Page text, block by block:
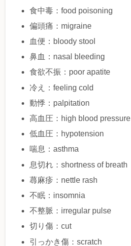
食中毒：food poisoning
偏頭痛：migraine
血便：bloody stool
鼻血：nasal bleeding
食欲不振：poor apatite
冷え：feeling cold
動悸：palpitation
高血圧：high blood pressure
低血圧：hypotension
喘息：asthma
息切れ：shortness of breath
蕁麻疹：nettle rash
不眠：insomnia
不整脈：irregular pulse
切り傷：cut
引っかき傷：scratch